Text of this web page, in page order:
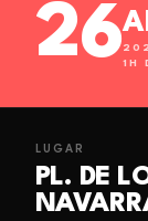
261H
LUGAR
PL. DE